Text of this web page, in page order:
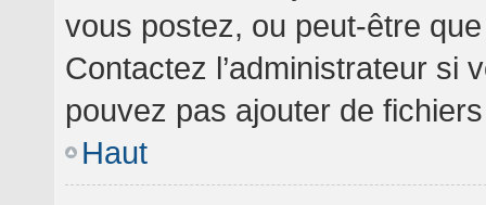
vous postez, ou peut-être
Contactez l’administrateur si
pouvez pas ajouter de
Haut